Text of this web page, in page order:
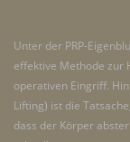
Unter der PRP-
effektive Methode zur
operativen Eingriff.
Lifting) ist die
dass der Körper